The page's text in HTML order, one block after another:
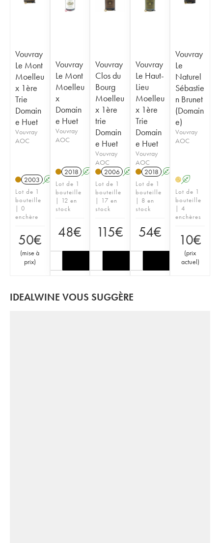
Vouvray
Le Mont
Moelleu
x 1ère
Trie
Domain
e Huet
Vouvray
AOC
2003 A S
Lot de 1
bouteille
| 0
enchère
50€
(mise à
prix)
Vouvray
Le Mont
Moelleu
x
Domain
e Huet
Vouvray
AOC
2018 A S
Lot de 1
bouteille
| 12 en
stock
48€
Vouvray
Clos du
Bourg
Moelleu
x 1ère
trie
Domain
e Huet
Vouvray
AOC
2006 A S
Lot de 1
bouteille
| 17 en
stock
115€
Vouvray
Le Haut-
Lieu
Moelleu
x 1ère
Trie
Domain
e Huet
Vouvray
AOC
2018 A
Lot de 1
bouteille
| 8 en
stock
54€
Vouvray
Le
Naturel
Sébastie
n Brunet
(Domain
e)
Vouvray
AOC
H A
Lot de 1
bouteille
| 4
enchères
10€
(prix
actuel)
IDEALWINE VOUS SUGGÈRE